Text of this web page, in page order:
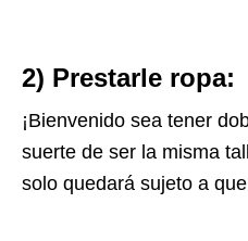
2) Prestarle ropa:
¡Bienvenido sea tener
suerte de ser la misma
solo quedará sujeto a